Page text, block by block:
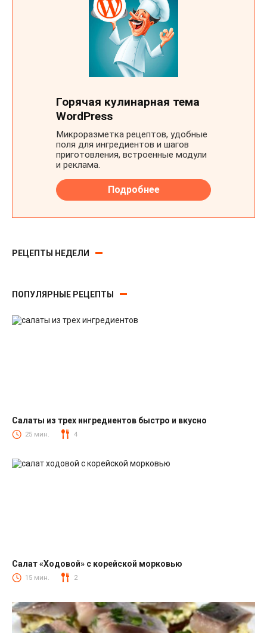
РЕЦЕПТЫ НЕДЕЛИ
ПОПУЛЯРНЫЕ РЕЦЕПТЫ
Салаты
Салаты из трех ингредиентов быстро и вкусно
25 мин. 4
Салаты с корейской морковкой
Салат «Ходовой» с корейской морковью
15 мин. 2